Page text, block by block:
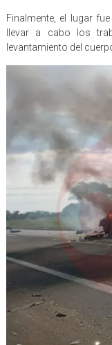
Finalmente, el lugar
llevar a cabo los
levantamiento del